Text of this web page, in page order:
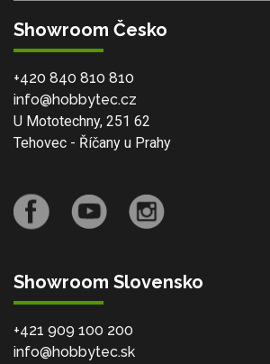
Showroom Česko
+420 840 810 810
info@hobbytec.cz
U Mototechny, 251 62
Tehovec - Říčany u Prahy
Showroom Slovensko
+421 909 100 200
info@hobbytec.sk